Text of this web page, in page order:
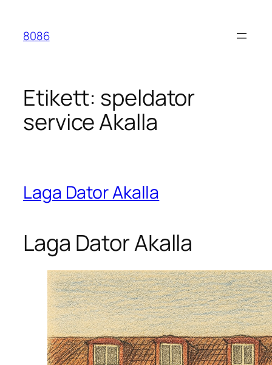
innehåll
8086
Etikett: speldator
service Akalla
Laga Dator Akalla
Laga Dator Akalla